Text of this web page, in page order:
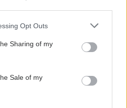
app uses one or more Google
behaviour. You may click to
and its third-party tags to
purposes in below Google
Opt Outs
Sharing of my
Sale of my